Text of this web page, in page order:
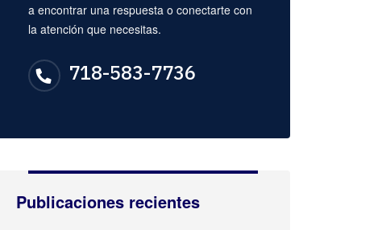
a encontrar una respuesta o conectarte con
la atención que necesitas.
718-583-7736
Publicaciones recientes